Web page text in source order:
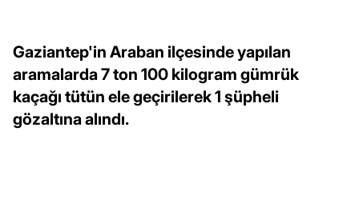
Gaziantep'in Araban ilçesinde yapılan
aramalarda 7 ton 100 kilogram gümrük
kaçağı tütün ele geçirilerek 1 şüpheli
gözaltına alındı.